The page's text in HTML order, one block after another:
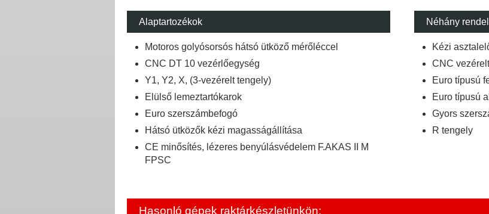
Néhány
Kézi
CNC
Euro típusú
Euro típusú
Gyors
R tengely
Alaptartozékok
Motoros golyósorsós hátsó ütköző mérőléccel
CNC DT 10 vezérlőegység
Y1, Y2, X, (3-vezérelt tengely)
Elülső lemeztartókarok
Euro szerszámbefogó
Hátsó ütközők kézi magasságállítása
CE minősítés, lézeres benyúlásvédelem F.AKAS II M
FPSC
Hasonló gépek raktárkészletünkön: